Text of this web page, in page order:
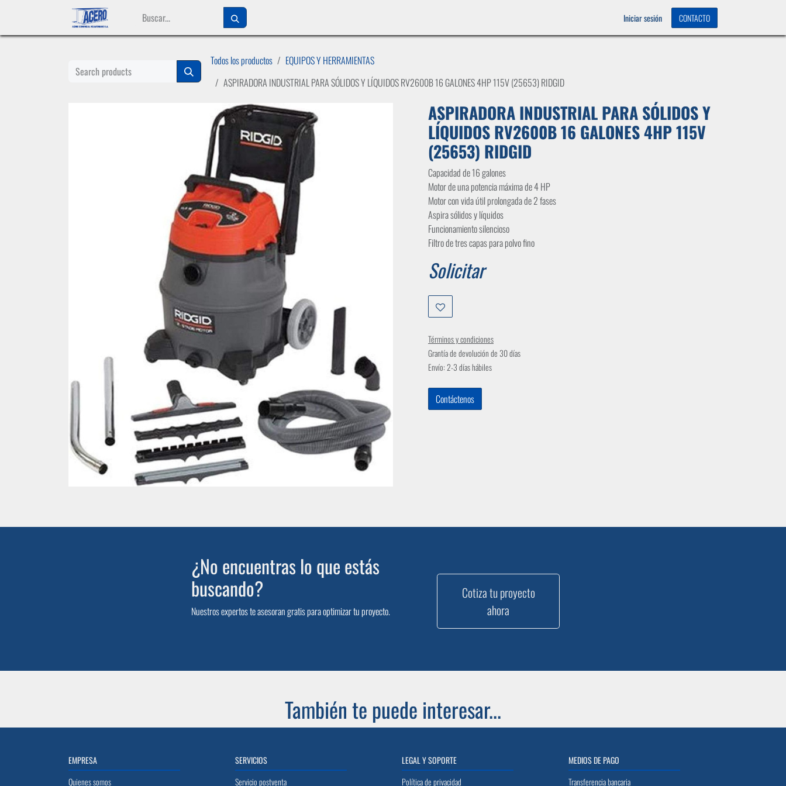
Iniciar sesión CONTACTO
Todos los productos
EQUIPOS Y HERRAMIENTAS
ASPIRADORA INDUSTRIAL PARA SÓLIDOS Y LÍQUIDOS RV2600B 16 GALONES 4HP 115V (25653) RIDGID
ASPIRADORA INDUSTRIAL PARA SÓLIDOS Y
LÍQUIDOS RV2600B 16 GALONES 4HP 115V
(25653) RIDGID
Capacidad de 16 galones
Motor de una potencia máxima de 4 HP
Motor con vida útil prolongada de 2 fases
Aspira sólidos y líquidos
Funcionamiento silencioso
Filtro de tres capas para polvo fino
Solicitar
Términos y condiciones
Grantía de devolución de 30 días
Envío: 2-3 días hábiles
Contáctenos
¿No encuentras lo que estás
buscando?
Nuestros expertos te asesoran gratis para optimizar tu proyecto.
Cotiza tu proyecto
ahora
También te puede interesar...
EMPRESA
Quienes somos
SERVICIOS
Servicio postventa
LEGAL Y SOPORTE
Política de privacidad
MEDIOS DE PAGO
Transferencia bancaria